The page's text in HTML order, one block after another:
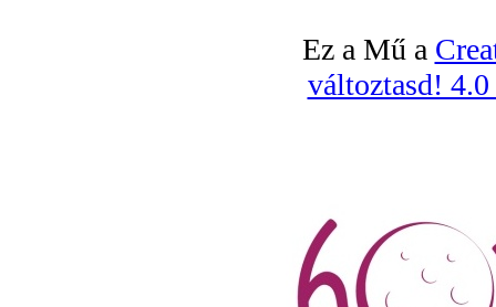
Ez a Mű a
változtasd!